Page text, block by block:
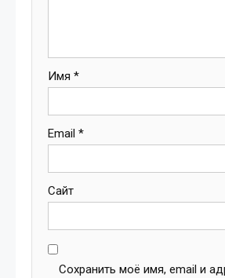
Имя *
Email *
Сайт
Сохранить моё имя, email и